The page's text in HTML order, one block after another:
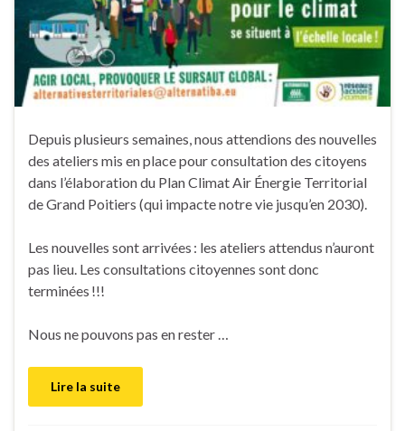
Depuis plusieurs semaines, nous attendions des nouvelles
des ateliers mis en place pour consultation des citoyens
dans l’élaboration du Plan Climat Air Énergie Territorial
de Grand Poitiers (qui impacte notre vie jusqu’en 2030).
Les nouvelles sont arrivées : les ateliers attendus n’auront
pas lieu. Les consultations citoyennes sont donc
terminées !!!
Nous ne pouvons pas en rester …
Lire la suite